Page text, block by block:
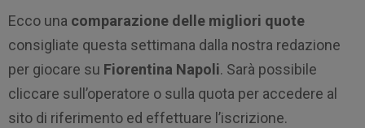
Ecco una comparazione delle migliori quote
consigliate questa settimana dalla nostra redazione
per giocare su Fiorentina Napoli. Sarà possibile
cliccare sull’operatore o sulla quota per accedere al
sito di riferimento ed effettuare l’iscrizione.